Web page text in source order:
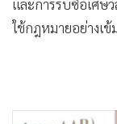
วันนี้ (9 ก.ค. 69) ที่
Review : AAR) ก